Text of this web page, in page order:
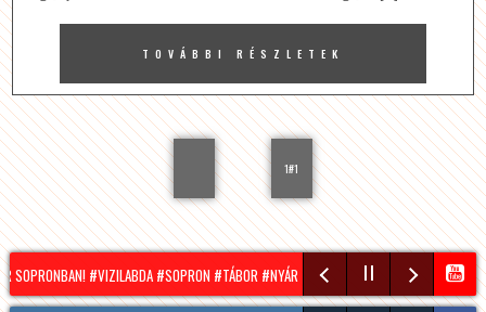
TOVÁBBI RÉSZLETEK
1#1
#VIZILABDA #SOPRON #TÁBOR #NYÁR #SUMMER HÍRADÓ –